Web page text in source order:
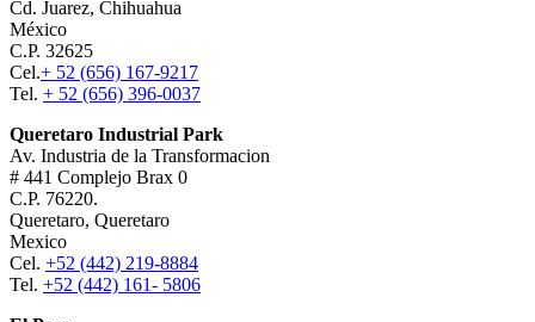
Cd. Juarez, Chihuahua
México
C.P. 32625
Cel.+ 52 (656) 167-9217
Tel. + 52 (656) 396-0037
Queretaro Industrial Park
Av. Industria de la Transformacion
# 441 Complejo Brax 0
C.P. 76220.
Queretaro, Queretaro
Mexico
Cel. +52 (442) 219-8884
Tel. +52 (442) 161- 5806